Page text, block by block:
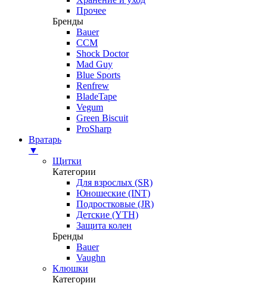
Прочее
Бренды
Bauer
CCM
Shock Doctor
Mad Guy
Blue Sports
Renfrew
BladeTape
Vegum
Green Biscuit
ProSharp
Вратарь
▼
Щитки
Категории
Для взрослых (SR)
Юношеские (INT)
Подростковые (JR)
Детские (YTH)
Защита колен
Бренды
Bauer
Vaughn
Клюшки
Категории